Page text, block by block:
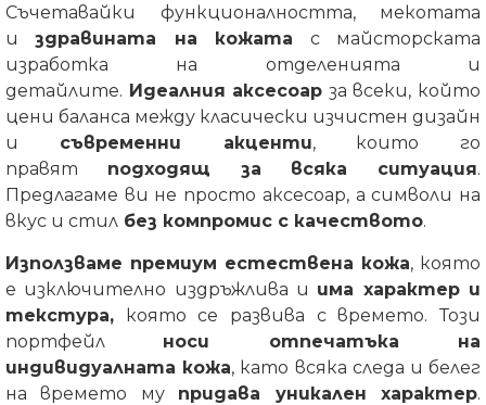
Съчетавайки функционалността, мекотата
издравината на кожата с майсторската
изработка на отделенията и
детайлите. Идеалния аксесоар за всеки, който
цени баланса между класически изчистен дизайн
и съвременни акценти, които го
правят подходящ за всяка ситуация.
Предлагаме ви не просто аксесоар, а символи на
вкус и стил без компромис с качеството.
Използваме премиум естествена кожа, която
е изключително издръжлива и има характер и
текстура, която се развива с времето. Този
портфейл носи отпечатъка на
индивидуалната кожа, като всяка следа и белег
на времето му придава уникален характер.